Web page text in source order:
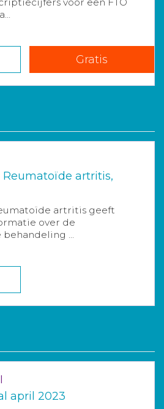
Gratis
artritis,
artritis geeft
over de
...
april 2023